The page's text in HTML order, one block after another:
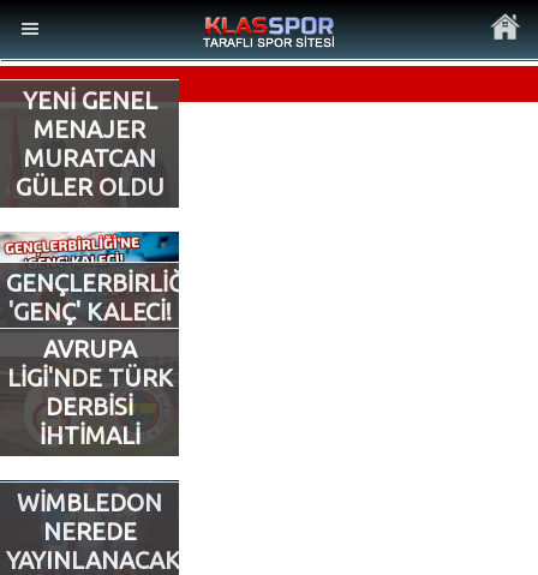
MENÜ
Ana Sayfa
Son Dakika Haberler
Foto Galeri
Video Galeri
Ankara Takımları
YENİ GENEL
MENAJER
MURATCAN
GÜLER OLDU
GENÇLERBİRLİĞİ’NE
'GENÇ' KALECİ!
AVRUPA
LİGİ'NDE TÜRK
DERBİSİ
İHTİMALİ
WİMBLEDON
NEREDE
YAYINLANACAK?